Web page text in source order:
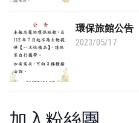
環保旅館公告
2023/05/17